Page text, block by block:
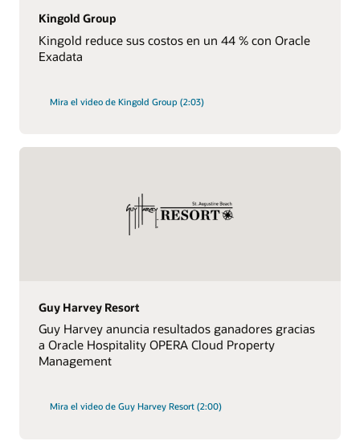
Kingold Group
Kingold reduce sus costos en un 44 % con Oracle
Exadata
Mira el video de Kingold Group (2:03)
Guy Harvey Resort
Guy Harvey anuncia resultados ganadores gracias
a Oracle Hospitality OPERA Cloud Property
Management
Mira el video de Guy Harvey Resort (2:00)